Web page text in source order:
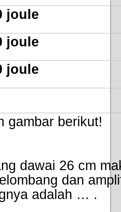
joule
joule
joule
gambar berikut!
dawai 26 cm
dan
adalah … .